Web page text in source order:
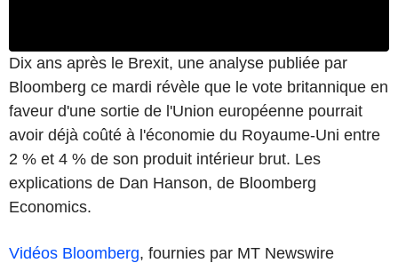
Dix ans après le Brexit, une analyse publiée par
Bloomberg ce mardi révèle que le vote britannique en
faveur d'une sortie de l'Union européenne pourrait
avoir déjà coûté à l'économie du Royaume-Uni entre
2 % et 4 % de son produit intérieur brut. Les
explications de Dan Hanson, de Bloomberg
Economics.
Vidéos Bloomberg, fournies par MT Newswire